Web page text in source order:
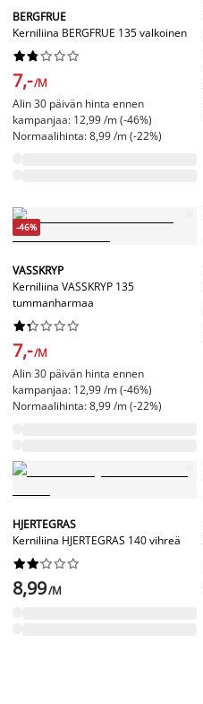
BERGFRUE
Kerniliina BERGFRUE 135 valkoinen






7,-/M
Alin 30 päivän hinta ennen
kampanjaa: 12,99 /m (-46%)
Normaalihinta: 8,99 /m (-22%)
-46%
VASSKRYP
Kerniliina VASSKRYP 135
tummanharmaa






7,-/M
Alin 30 päivän hinta ennen
kampanjaa: 12,99 /m (-46%)
Normaalihinta: 8,99 /m (-22%)
HJERTEGRAS
Kerniliina HJERTEGRAS 140 vihreä






8,99/M